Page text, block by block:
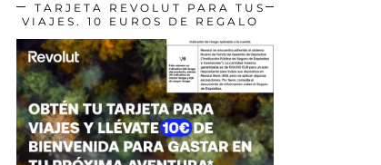
TARJETA REVOLUT PARA TUS
VIAJES. 10 EUROS DE REGALO